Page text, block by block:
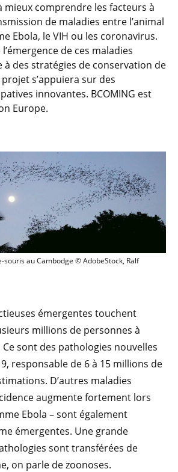
mieux comprendre les facteurs à
de maladies entre l’animal
Ebola, le VIH ou les coronavirus.
de ces maladies
à des stratégies de conservation de
s’appuiera sur des
innovantes. BCOMING est
Europe.
Envol de chauve-souris au Cambodge ©
souris au Cambodge © AdobeStock, Ralf
émergentes touchent
millions de personnes à
sont des pathologies nouvelles
responsable de 6 à 15 millions de
D’autres maladies
augmente fortement lors
Ebola – sont également
émergentes. Une grande
sont transférées de
on parle de zoonoses.